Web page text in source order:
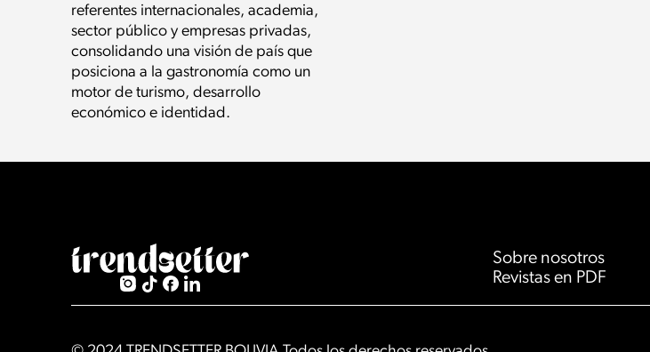
referentes internacionales, academia,
sector público y empresas privadas,
consolidando una visión de país que
posiciona a la gastronomía como un
motor de turismo, desarrollo
económico e identidad.
Sobre nosotros
Revistas en PDF